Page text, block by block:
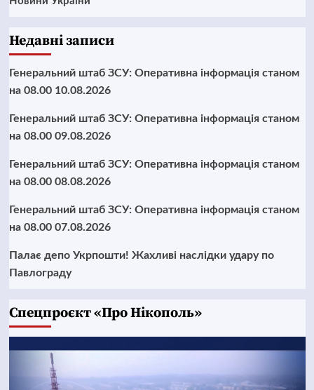
Недавні записи
Генеральний штаб ЗСУ: Оперативна інформація станом
на 08.00 10.08.2026
Генеральний штаб ЗСУ: Оперативна інформація станом
на 08.00 09.08.2026
Генеральний штаб ЗСУ: Оперативна інформація станом
на 08.00 08.08.2026
Генеральний штаб ЗСУ: Оперативна інформація станом
на 08.00 07.08.2026
Палає депо Укрпошти! Жахливі наслідки удару по
Павлограду
Cпецпроєкт «Про Нікополь»